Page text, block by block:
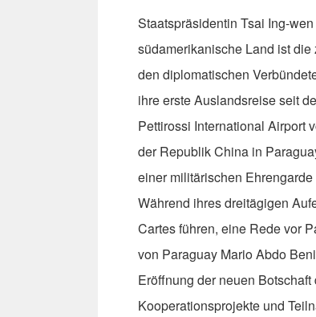
Staatspräsidentin Tsai Ing-
südamerikanische Land ist
den diplomatischen
ihre erste Auslandsreise seit
Pettirossi International Airport
der Republik China in
einer militärischen
Während ihres dreitägigen
Cartes führen, eine Rede vor
von Paraguay Mario Abdo
Eröffnung der neuen
Kooperationsprojekte und